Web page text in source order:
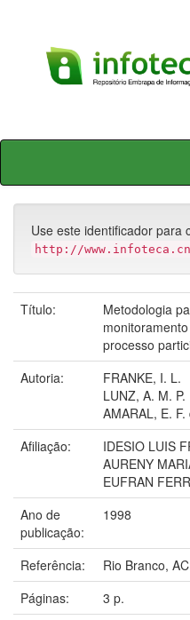
Skip
Use este identificador para
http://
Título:
Metodologia
processo
Autoria:
FRANKE, I. L.
LUNZ, A. M. P.
AMARAL, E. F.
Afiliação:
IDESIO LUIS
AURENY
EUFRAN
Ano de
publicação:
1998
Referência:
Rio Branco,
Páginas:
3 p.